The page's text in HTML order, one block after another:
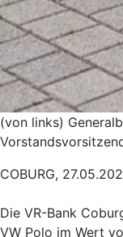
(von links)
COBURG,
Die VR-Bank
VW Polo im Wert